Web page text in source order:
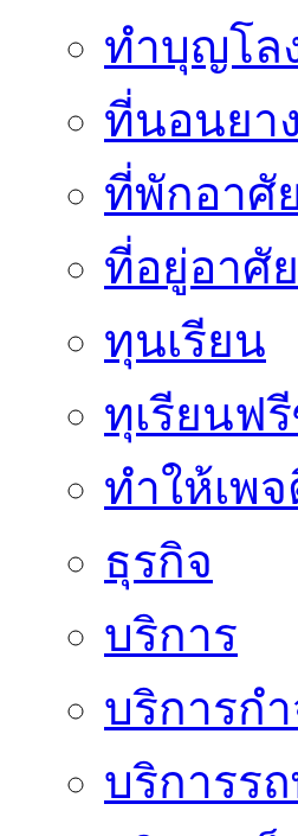
ทำบุญโล
ที่นอนยา
ที่พักอาศั
ที่อยู่อาศัย
ทุนเรียน
ทุเรียนฟ
ทําให้เพจ
ธุรกิจ
บริการ
บริการก
บริการร